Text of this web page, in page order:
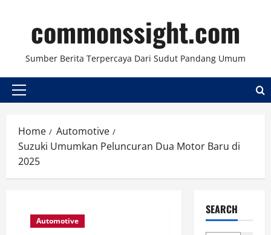
contentcommonssight.com
Sumber Berita Terpercaya Dari Sudut Pandang Umum
Primary
Home
Automotive
Suzuki Umumkan Peluncuran Dua Motor Baru di
2025
Automotive
SEARCH